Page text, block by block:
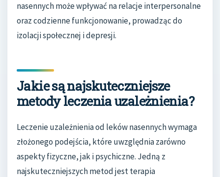
nasennych może wpływać na relacje interpersonalne
oraz codzienne funkcjonowanie, prowadząc do
izolacji społecznej i depresji.
Jakie są najskuteczniejsze
metody leczenia uzależnienia?
Leczenie uzależnienia od leków nasennych wymaga
złożonego podejścia, które uwzględnia zarówno
aspekty fizyczne, jak i psychiczne. Jedną z
najskuteczniejszych metod jest terapia